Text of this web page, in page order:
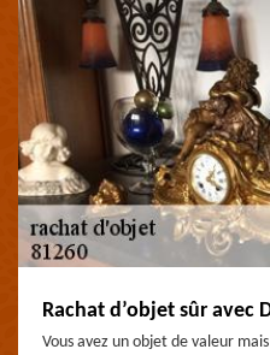
Rachat d’objet sûr avec
Vous avez un objet de valeur